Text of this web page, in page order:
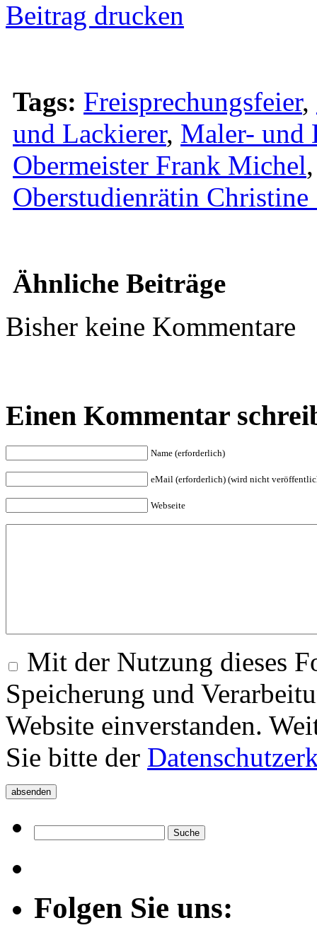
Beitrag drucken
Tags: Freisprechungsfeier,
und Lackierer, Maler- und
Obermeister Frank Michel
Oberstudienrätin Christine
Ähnliche Beiträge
Bisher keine Kommentare
Einen Kommentar
Name (erforderlich)
eMail (erforderlich) (wird nicht
Webseite
Mit der Nutzung dieses
Speicherung und
Website einverstanden.
Sie bitte der
Folgen Sie uns: